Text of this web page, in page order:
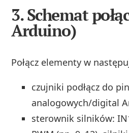
3. Schemat
Arduino)
Połącz elementy w
czujniki podłącz do
analogowych/digital
sterownik silników: